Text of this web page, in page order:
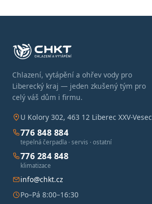
Chlazení, vytápění a ohřev vody pro
Liberecký kraj — jeden zkušený tým pro
celý váš dům i firmu.
U Kolory 302, 463 12 Liberec XXV-Vesec
776 848 884
tepelná čerpadla · servis · ostatní
776 284 848
klimatizace
info@chkt.cz
Po–Pá 8:00–16:30